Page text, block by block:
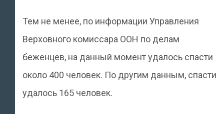
Тем не менее, по информации Управления
Верховного комиссара ООН по делам
беженцев, на данный момент удалось спасти
около 400 человек. По другим данным, спасти
удалось 165 человек.